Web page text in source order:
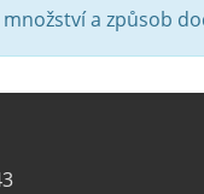
a způsob